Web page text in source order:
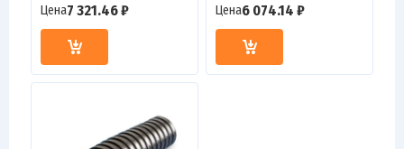
Цена7 321.46 ₽
Цена6 074.14 ₽